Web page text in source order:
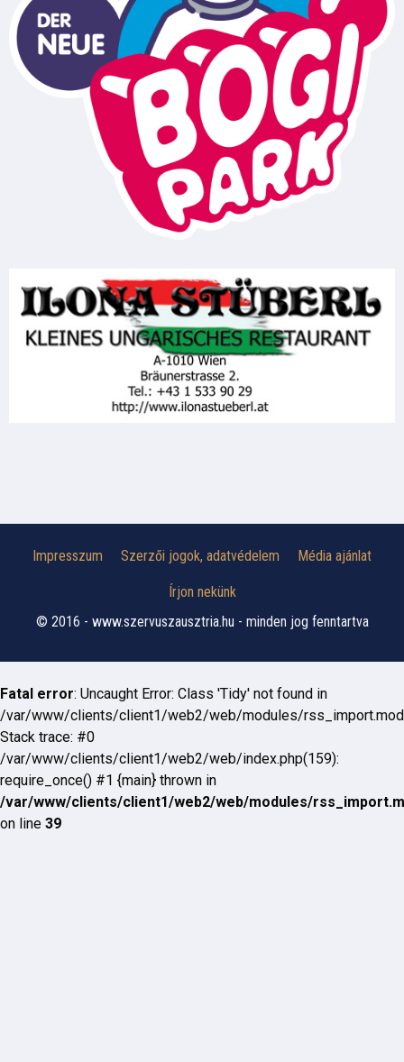
Impresszum Szerzői jogok, adatvédelem Média ajánlat
Írjon nekünk
© 2016 - www.szervuszausztria.hu - minden jog fenntartva
Fatal error: Uncaught Error: Class 'Tidy' not found in
/var/www/clients/client1/web2/web/modules/
Stack trace: #0
/var/www/clients/client1/web2/web/index.php(159):
require_once() #1 {main} thrown in
/var/www/clients/client1/web2/web/modules/
on line 39